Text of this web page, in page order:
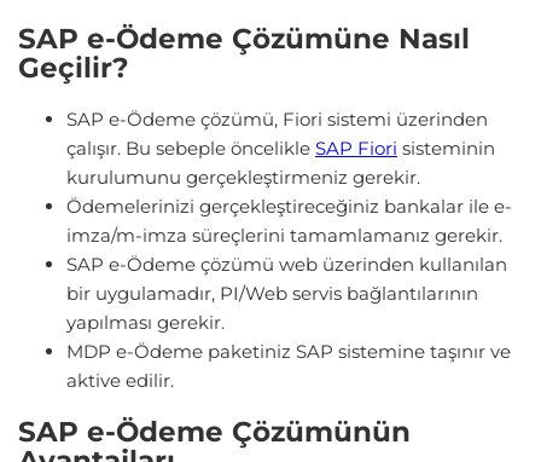
SAP e-Ödeme Çözümüne Nasıl
Geçilir?
SAP e-Ödeme çözümü, Fiori sistemi üzerinden
çalışır. Bu sebeple öncelikle SAP Fiori sisteminin
kurulumunu gerçekleştirmeniz gerekir.
Ödemelerinizi gerçekleştireceğiniz bankalar ile e-
imza/m-imza süreçlerini tamamlamanız gerekir.
SAP e-Ödeme çözümü web üzerinden kullanılan
bir uygulamadır, PI/Web servis bağlantılarının
yapılması gerekir.
MDP e-Ödeme paketiniz SAP sistemine taşınır ve
aktive edilir.
SAP e-Ödeme Çözümünün